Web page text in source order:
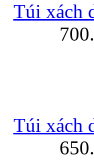
Túi xách
Túi xách